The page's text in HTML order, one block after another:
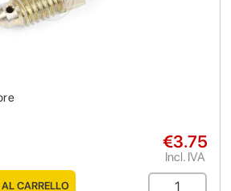
€3.75
Incl. IVA
CARRELLO